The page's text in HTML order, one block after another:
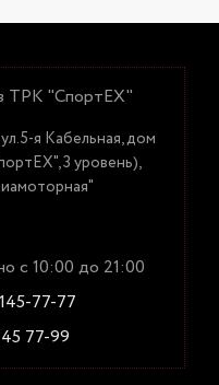
ТРК "СпортЕХ"
я Кабельная, дом
3 уровень),
с 10:00 до 21:00
77-77
77-99